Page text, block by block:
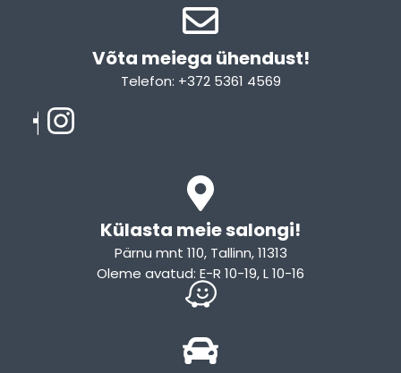
Võta meiega ühendust!​
Telefon: +372 5361 4569
Külasta meie salongi!
Pärnu mnt 110, Tallinn, 11313
Oleme avatud: E-R 10-19, L 10-16